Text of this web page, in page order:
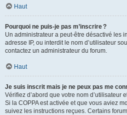
Haut
Pourquoi ne puis-je pas m’inscrire ?
Un administrateur a peut-être désactivé les
adresse IP, ou interdit le nom d’utilisateur
contactez un administrateur du forum.
Haut
Je suis inscrit mais je ne peux pas me
Vérifiez d’abord que votre nom d’utilisateur
Si la COPPA est activée et que vous aviez
suivez les instructions reçues. Certains